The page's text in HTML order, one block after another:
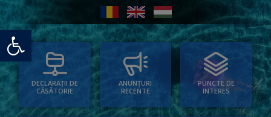
Deschide bara de unelte
DECLARAȚII DE
CĂSĂTORIE
ANUNȚURI
RECENTE
PUNCTE DE
INTERES